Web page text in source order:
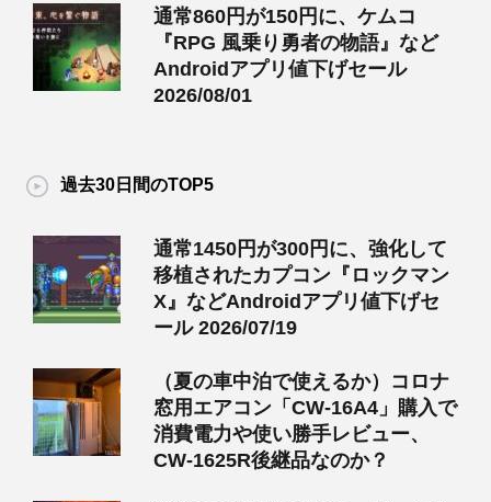
通常860円が150円に、ケムコ
『RPG 風乗り勇者の物語』など
Androidアプリ値下げセール
2026/08/01
過去30日間のTOP5
通常1450円が300円に、強化して
移植されたカプコン『ロックマン
X』などAndroidアプリ値下げセ
ール 2026/07/19
（夏の車中泊で使えるか）コロナ
窓用エアコン「CW-16A4」購入で
消費電力や使い勝手レビュー、
CW-1625R後継品なのか？